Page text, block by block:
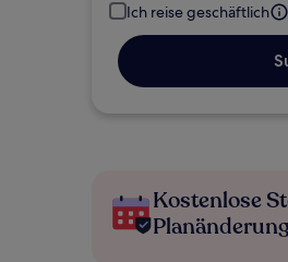
Ich reise geschäftlich
Kostenlose